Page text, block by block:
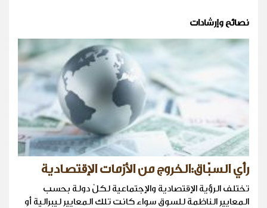
نصائح وإرشادات
رأي السبّاق:الخروج من الأزمات الإقتصادية
تختلف الرؤية الإقتصادية والإجتماعية لكلّ دولة بحسب
المعايير الناظمة للسوق سواء كانت تلك المعايير ليبرالية أو